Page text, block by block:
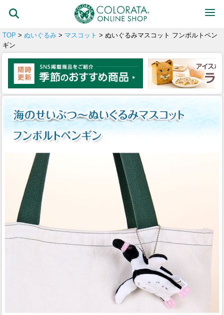
TOP > ぬいぐるみ > マスコット > ぬいぐるみマスコット フンボルトペン
ギン